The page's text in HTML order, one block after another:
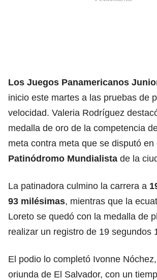
Los Juegos Panamericanos
inicio este martes a las pruebas de
velocidad. Valeria Rodríguez
medalla de oro de la competencia
meta contra meta que se disputó en
Patinódromo Mundialista de la
La patinadora culmino la carrera a
93 milésimas, mientras que la
Loreto se quedó con la medalla de
realizar un registro de 19 segundos
El podio lo completó Ivonne
oriunda de El Salvador, con un